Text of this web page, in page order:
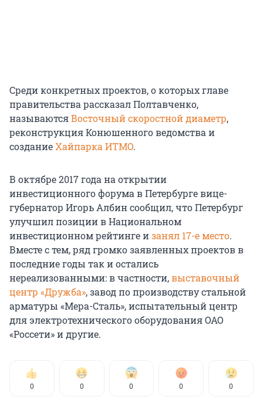
Среди конкретных проектов, о которых главе
правительства рассказал Полтавченко,
называютсяВосточный скоростной диаметр,
реконструкция Конюшенного ведомства и
созданиеХайпарка ИТМО.
В октябре 2017 года на открытии
инвестиционного форума в Петербурге вице-
губернатор Игорь Албин сообщил, что Петербург
улучшил позиции в Национальном
инвестиционном рейтинге изанял 17-е место.
Вместе с тем, ряд громко заявленных проектов в
последние годы так и остались
нереализованными: в частности,выставочный
центр «Дружба», завод по производству стальной
арматуры «Мера-Сталь», испытательный центр
для электротехнического оборудования ОАО
«Россети» и другие.
0 0 0 0 0